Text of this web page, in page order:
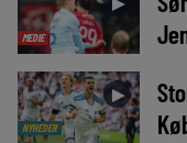
MEDIE
NYHEDER
►